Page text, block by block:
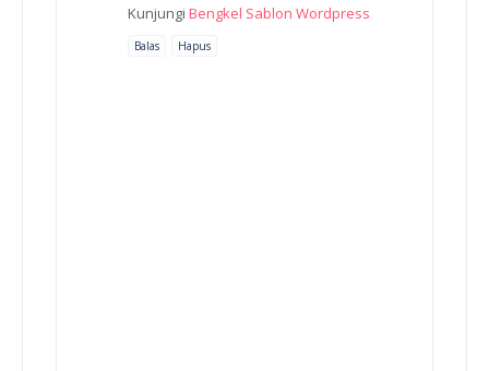
Kunjungi Bengkel Sablon Wordpress
Balas Hapus